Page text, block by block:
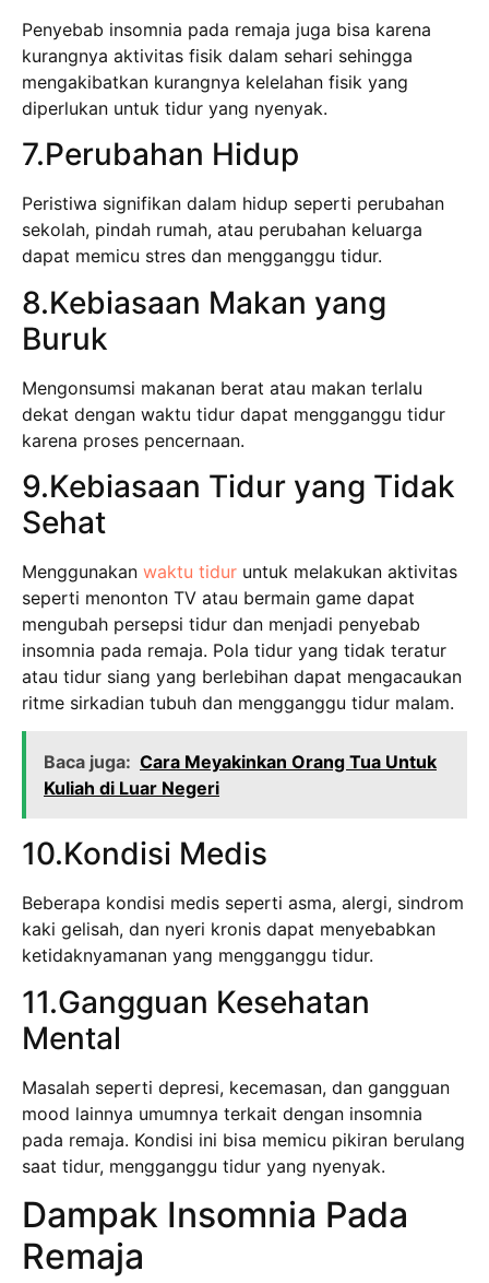
Penyebab insomnia pada remaja juga bisa karena
kurangnya aktivitas fisik dalam sehari sehingga
mengakibatkan kurangnya kelelahan fisik yang
diperlukan untuk tidur yang nyenyak.
7.Perubahan Hidup
Peristiwa signifikan dalam hidup seperti perubahan
sekolah, pindah rumah, atau perubahan keluarga
dapat memicu stres dan mengganggu tidur.
8.Kebiasaan Makan yang
Buruk
Mengonsumsi makanan berat atau makan terlalu
dekat dengan waktu tidur dapat mengganggu tidur
karena proses pencernaan.
9.Kebiasaan Tidur yang Tidak
Sehat
Menggunakan waktu tidur untuk melakukan aktivitas
seperti menonton TV atau bermain game dapat
mengubah persepsi tidur dan menjadi penyebab
insomnia pada remaja. Pola tidur yang tidak teratur
atau tidur siang yang berlebihan dapat mengacaukan
ritme sirkadian tubuh dan mengganggu tidur malam.
Baca juga: Cara Meyakinkan Orang Tua Untuk
Kuliah di Luar Negeri
10.Kondisi Medis
Beberapa kondisi medis seperti asma, alergi, sindrom
kaki gelisah, dan nyeri kronis dapat menyebabkan
ketidaknyamanan yang mengganggu tidur.
11.Gangguan Kesehatan
Mental
Masalah seperti depresi, kecemasan, dan gangguan
mood lainnya umumnya terkait dengan insomnia
pada remaja. Kondisi ini bisa memicu pikiran berulang
saat tidur, mengganggu tidur yang nyenyak.
Dampak Insomnia Pada
Remaja